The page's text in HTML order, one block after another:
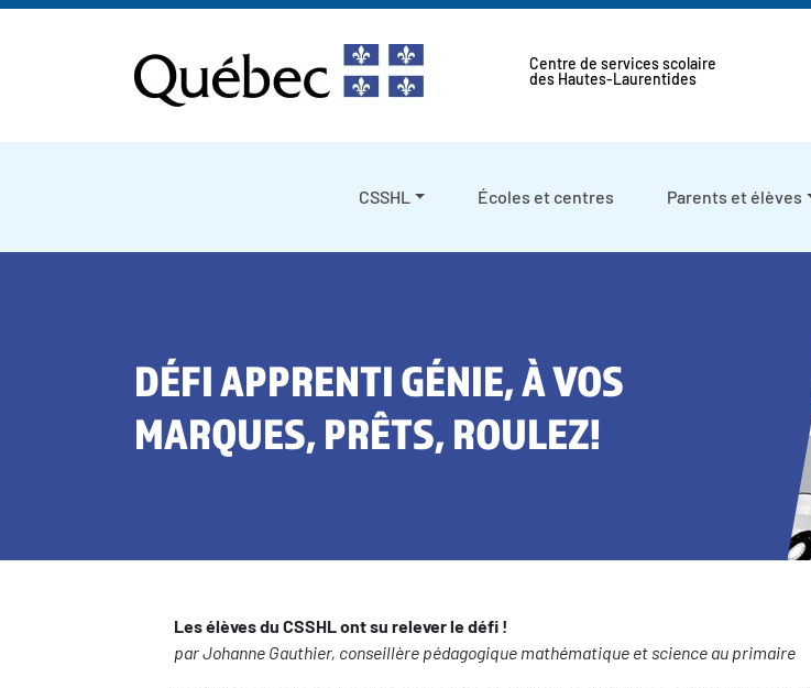
Centre de services scolaire
des Hautes-Laurentides
CSSHL Écoles et centres Parents et élèves
DÉFI APPRENTI GÉNIE, À VOS
MARQUES, PRÊTS, ROULEZ!
Les élèves du CSSHL ont su relever le défi !
par Johanne Gauthier, conseillère pédagogique mathématique et science au primaire